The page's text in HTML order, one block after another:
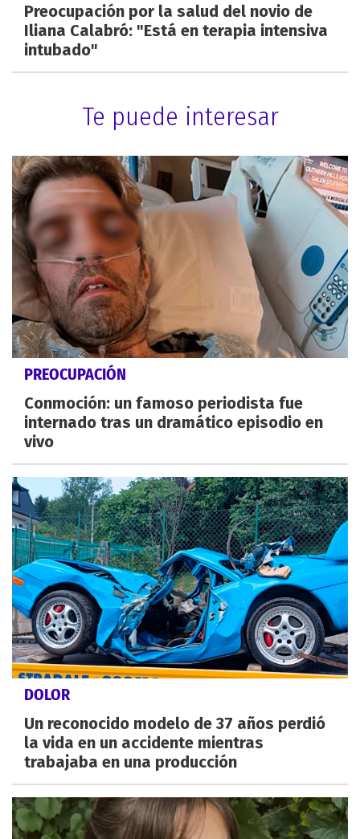
Preocupación por la salud del novio de
Iliana Calabró: "Está en terapia intensiva
intubado"
Te puede interesar
PREOCUPACIÓN
Conmoción: un famoso periodista fue
internado tras un dramático episodio en
vivo
DOLOR
Un reconocido modelo de 37 años perdió
la vida en un accidente mientras
trabajaba en una producción